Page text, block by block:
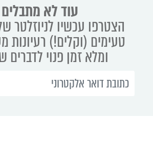
עוד לא
הצטרפו עכשיו לניוזלטר
טעימים (וקלים!) רעיונות
ומלא זמן פנוי